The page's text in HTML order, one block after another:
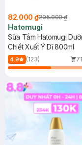
82.000 ₫205.000 ₫
Hatomugi
Sữa Tắm Hatomugi
Chiết Xuất Ý Dĩ 800ml
4.9 (123)